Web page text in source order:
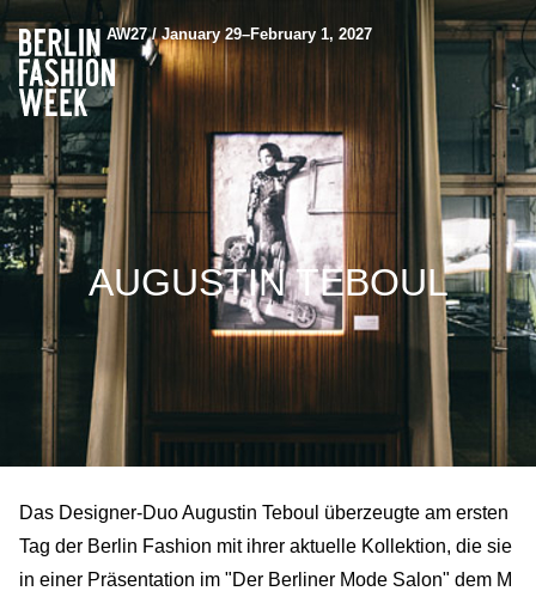
AW27 / January 29–February 1, 2027
AUGUSTIN TEBOUL
Das Designer-Duo Augustin Teboul überzeugte am ersten
Tag der Berlin Fashion mit ihrer aktuelle Kollektion, die sie
in einer Präsentation im "Der Berliner Mode Salon" dem M